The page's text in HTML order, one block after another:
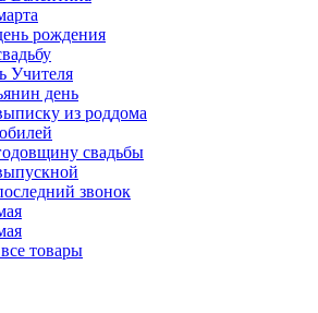
рождения
Учителя
день
из роддома
свадьбы
звонок
товары